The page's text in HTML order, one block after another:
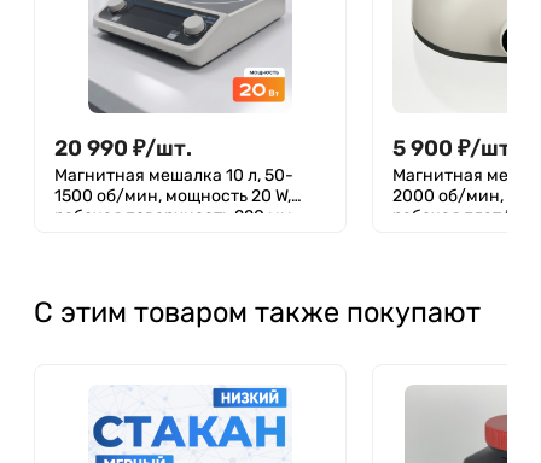
20 990 ₽/шт.
Магнитная мешалка 10 л, 50-
1500 об/мин, мощность 20 W,
рабочая поверхность 220 мм,
5 900 ₽/шт.
Магнитная
2000 об/мин,
рабочая
С этим товаром также покупают